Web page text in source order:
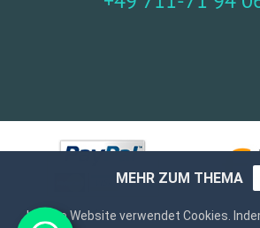
MEHR ZUM THEMA
Unsere Website verwendet Cookies.